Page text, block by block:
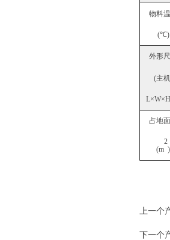
物料
(℃)
外形
(主
占地
(m
2
)
上一个
下一个